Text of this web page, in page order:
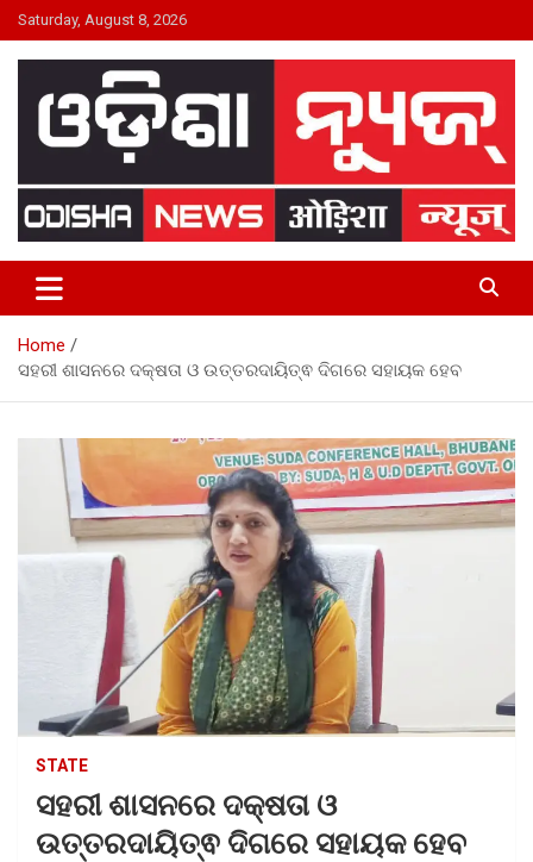
Skip
to
content
Saturday, August 8, 2026
ODISHA NEWS
Home
ସହରୀ ଶାସନରେ ଦକ୍ଷତା ଓ ଉତ୍ତରଦାୟିତ୍ଵ ଦିଗରେ ସହାୟକ ହେବ
STATE
ସହରୀ ଶାସନରେ ଦକ୍ଷତା ଓ
ଉତ୍ତରଦାୟିତ୍ଵ ଦିଗରେ ସହାୟକ ହେବ